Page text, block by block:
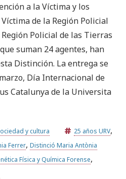
avanzada
de la URV
CATALÀ ENGLISH
a la Víctima y los
de la Región Policial
Policial de las Tierras
suman 24 agentes, han
Distinción. La entrega se
Día Internacional de
Catalunya de la Universita
y cultura 25 años URV,
Ferrer, Distinció Maria Antònia
Física y Química Forense,